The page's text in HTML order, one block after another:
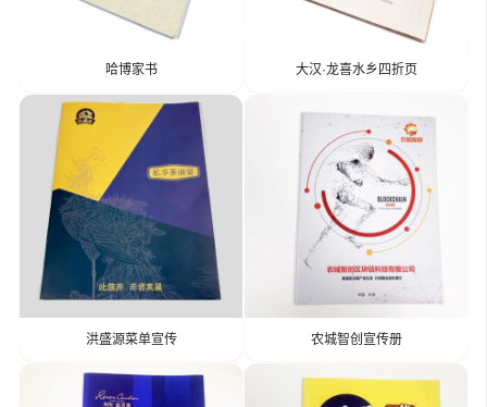
哈博家书 大汉·龙喜水乡四折页
洪盛源菜单宣传 农城智创宣传册